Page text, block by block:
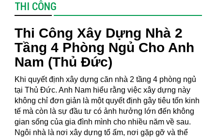
THI CÔNG
Thi Công Xây Dựng Nhà 2
Tầng 4 Phòng Ngủ Cho Anh
Nam (Thủ Đức)
Khi quyết định xây dựng căn nhà 2 tầng 4 phòng ngủ
tại Thủ Đức. Anh Nam hiểu rằng việc xây dựng này
không chỉ đơn giản là một quyết định gây tiêu tốn kinh
tế mà còn là sự đầu tư có ảnh hưởng lớn đến không
gian sống của gia đình mình cho nhiều năm về sau.
Ngôi nhà là nơi xây dựng tổ ấm, nơi gặp gỡ và thể